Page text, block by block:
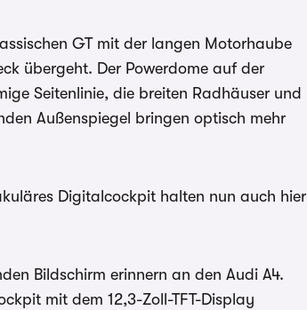
GT mit der langen Motorhaube
übergeht. Der Powerdome auf der
Seitenlinie, die breiten Radhäuser und
Außenspiegel bringen optisch mehr
Digitalcockpit halten nun auch hier
Bildschirm erinnern an den Audi A4.
mit dem 12,3-Zoll-TFT-Display